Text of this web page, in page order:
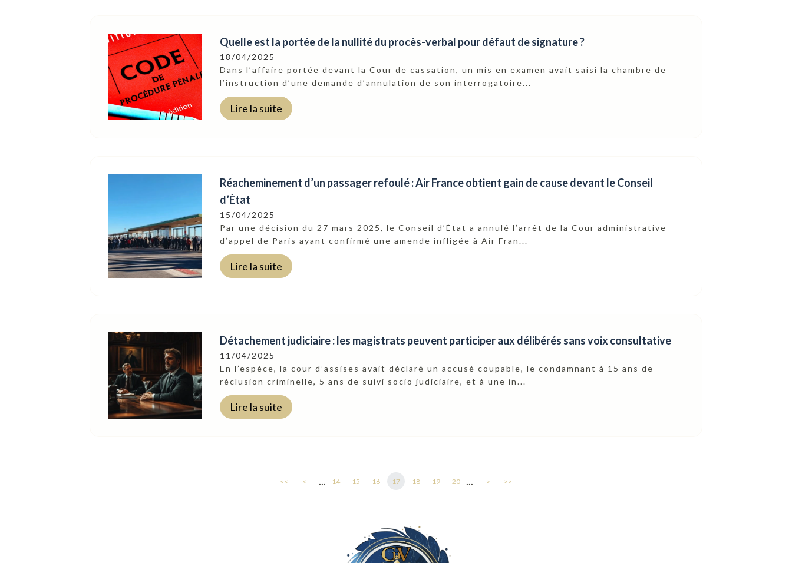
Quelle est la portée de la nullité du procès-verbal pour défaut de signature ?
18/04/2025
Dans l’affaire portée devant la Cour de cassation, un mis en examen avait saisi la chambre de
l’instruction d’une demande d’annulation de son interrogatoire...
Lire la suite
Réacheminement d’un passager refoulé : Air France obtient gain de cause devant le Conseil
d’État
15/04/2025
Par une décision du 27 mars 2025, le Conseil d’État a annulé l’arrêt de la Cour administrative
d’appel de Paris ayant confirmé une amende infligée à Air Fran...
Lire la suite
Détachement judiciaire : les magistrats peuvent participer aux délibérés sans voix consultative
11/04/2025
En l’espèce, la cour d’assises avait déclaré un accusé coupable, le condamnant à 15 ans de
réclusion criminelle, 5 ans de suivi socio judiciaire, et à une in...
Lire la suite
<< < ... 14 15 16 17 18 19 20 ... > >>